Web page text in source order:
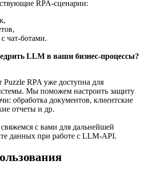
RPA-сценарии:
чат-ботами.
LLM в ваши бизнес-процессы?
Puzzle RPA уже доступна для
Мы поможем настроить защиту
обработка документов, клиентские
отчеты и др.
с вами для дальнейшей
данных при работе с LLM-API.